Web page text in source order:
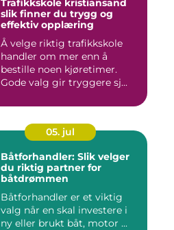
Trafikkskole kristiansand
slik finner du trygg og
effektiv opplæring
Å velge riktig trafikkskole
handler om mer enn å
bestille noen kjøretimer.
Gode valg gir tryggere sj...
05. jul
Båtforhandler: Slik velger
du riktig partner for
båtdrømmen
Båtforhandler er et viktig
valg når en skal investere i
ny eller brukt båt, motor ...